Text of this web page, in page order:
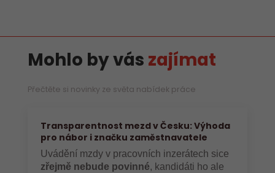
Mohlo by vás zajímat
Přečtěte si novinky ze světa nabídek práce
Transparentnost mezd v Česku: Výhoda
pro nábor i značku zaměstnavatele
Uvádění mzdy v pracovních inzerátech sice
zřejmě nebude povinné, kandidáti ho ale